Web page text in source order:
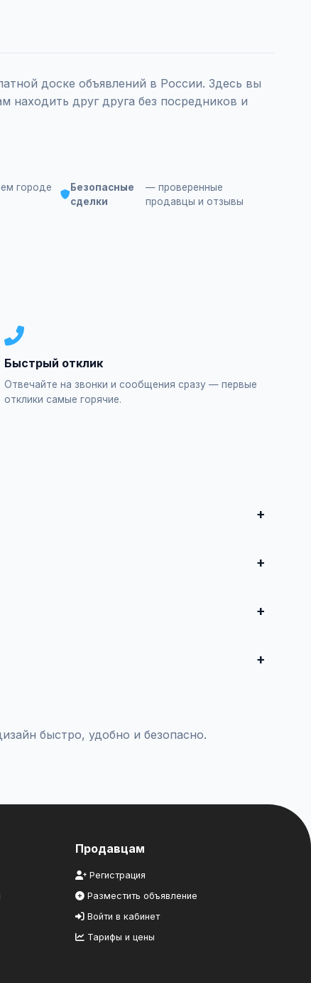
доске объявлений в России. Здесь вы
друг друга без посредников и
городе
Безопасные
сделки
— проверенные
продавцы и отзывы
Быстрый отклик
Отвечайте на звонки и сообщения сразу — первые
отклики самые горячие.
быстро, удобно и безопасно.
Продавцам
Регистрация
Разместить объявление
Войти в кабинет
Тарифы и цены